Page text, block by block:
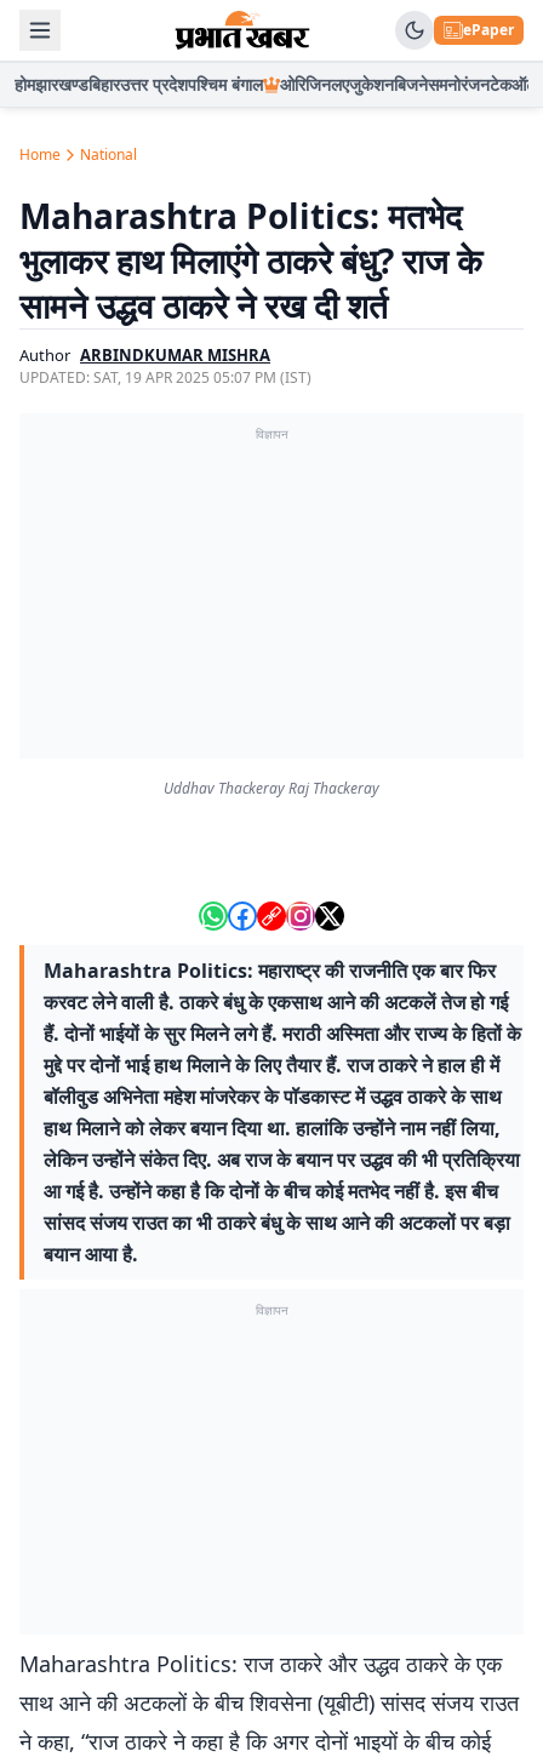
ePaper
होमझारखण्डबिहारउत्तर प्रदेशपश्चिम बंगाल ओरिजिनलएजुकेशनबिजनेसमनोरंजनटेकऑटो
Home National
Maharashtra Politics: मतभेद
भुलाकर हाथ मिलाएंगे ठाकरे बंधु? राज के
सामने उद्धव ठाकरे ने रख दी शर्त
Author ARBINDKUMAR MISHRA
UPDATED:SAT, 19 APR 2025 05:07 PM (IST)
विज्ञापन
Uddhav Thackeray Raj Thackeray
Maharashtra Politics: महाराष्ट्र की राजनीति एक बार फिर
करवट लेने वाली है. ठाकरे बंधु के एकसाथ आने की अटकलें तेज हो गई
हैं. दोनों भाईयों के सुर मिलने लगे हैं. मराठी अस्मिता और राज्य के हितों के
मुद्दे पर दोनों भाई हाथ मिलाने के लिए तैयार हैं. राज ठाकरे ने हाल ही में
बॉलीवुड अभिनेता महेश मांजरेकर के पॉडकास्ट में उद्धव ठाकरे के साथ
हाथ मिलाने को लेकर बयान दिया था. हालांकि उन्होंने नाम नहीं लिया,
लेकिन उन्होंने संकेत दिए. अब राज के बयान पर उद्धव की भी प्रतिक्रिया
आ गई है. उन्होंने कहा है कि दोनों के बीच कोई मतभेद नहीं है. इस बीच
सांसद संजय राउत का भी ठाकरे बंधु के साथ आने की अटकलों पर बड़ा
बयान आया है.
विज्ञापन
Maharashtra Politics: राज ठाकरे और उद्धव ठाकरे के एक
साथ आने की अटकलों के बीच शिवसेना (यूबीटी) सांसद संजय राउत
ने कहा, “राज ठाकरे ने कहा है कि अगर दोनों भाइयों के बीच कोई